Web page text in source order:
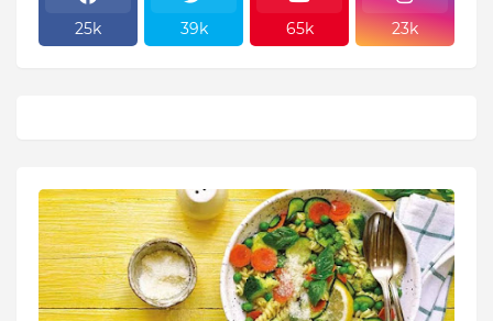
25k 39k 65k 23k